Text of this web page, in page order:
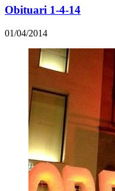
Obituari 1-4-14
01/04/2014